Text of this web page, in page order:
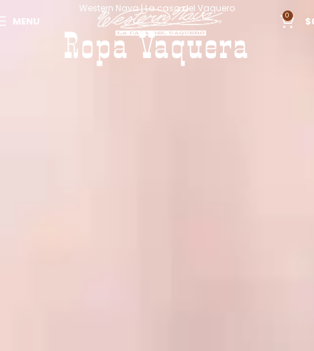
MENU 0 $
Western Nava | La casa del Vaquero
Ropa Vaquera